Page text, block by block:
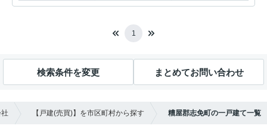
1
検索条件を変更 まとめてお問い合わせ
【戸建(売買)】を市区町村から探す 糟屋郡志免町の一戸建て一覧